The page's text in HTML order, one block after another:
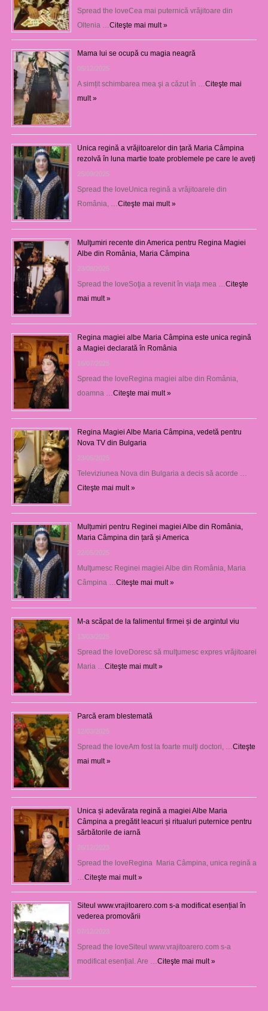
Spread the loveCea mai puternică vrăjitoare din
Oltenia …Citeşte mai mult »
Mama lui se ocupă cu magia neagră
05/12/2025
A simțit schimbarea mea şi a căzut în …Citeşte mai
mult »
Unica regină a vrăjitoarelor din țară Maria Câmpina
rezolvă în luna martie toate problemele pe care le aveți
25/09/2025
Spread the loveUnica regină a vrăjitoarele din
România, …Citeşte mai mult »
Mulţumiri recente din America pentru Regina Magiei
Albe din România, Maria Câmpina
23/08/2025
Spread the loveSoţia a revenit în viaţa mea …Citeşte
mai mult »
Regina magiei albe Maria Câmpina este unica regină
a Magiei declarată în România
16/07/2025
Spread the loveRegina magiei albe din România,
doamna …Citeşte mai mult »
Regina Magiei Albe Maria Câmpina, vedetă pentru
Nova TV din Bulgaria
23/05/2025
Televiziunea Nova din Bulgaria a decis să acorde …
Citeşte mai mult »
Mulțumiri pentru Reginei magiei Albe din România,
Maria Câmpina din țară și America
22/05/2025
Mulţumesc Reginei magiei Albe din România, Maria
Câmpina …Citeşte mai mult »
M-a scăpat de la falimentul firmei și de argintul viu
13/03/2025
Spread the loveDoresc să mulţumesc expres vrăjitoarei
Maria …Citeşte mai mult »
Parcă eram blestemată
12/03/2025
Spread the loveAm fost la foarte mulţi doctori, …Citeşte
mai mult »
Unica și adevărata regină a magiei Albe Maria
Câmpina a pregătit leacuri și ritualuri puternice pentru
sărbătorile de iarnă
26/12/2023
Spread the loveRegina Maria Câmpina, unica regină a
…Citeşte mai mult »
Siteul www.vrajitoarero.com s-a modificat esențial în
vederea promovării
07/12/2023
Spread the loveSiteul www.vrajitoarero.com s-a
modificat esențial. Are …Citeşte mai mult »